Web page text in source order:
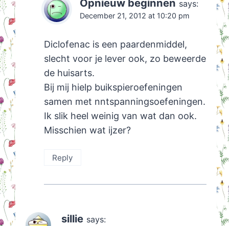
Opnieuw beginnen says:
December 21, 2012 at 10:20 pm
Diclofenac is een paardenmiddel,
slecht voor je lever ook, zo beweerde
de huisarts.
Bij mij hielp buikspieroefeningen
samen met nntspanningsoefeningen.
Ik slik heel weinig van wat dan ook.
Misschien wat ijzer?
Reply
sillie says: